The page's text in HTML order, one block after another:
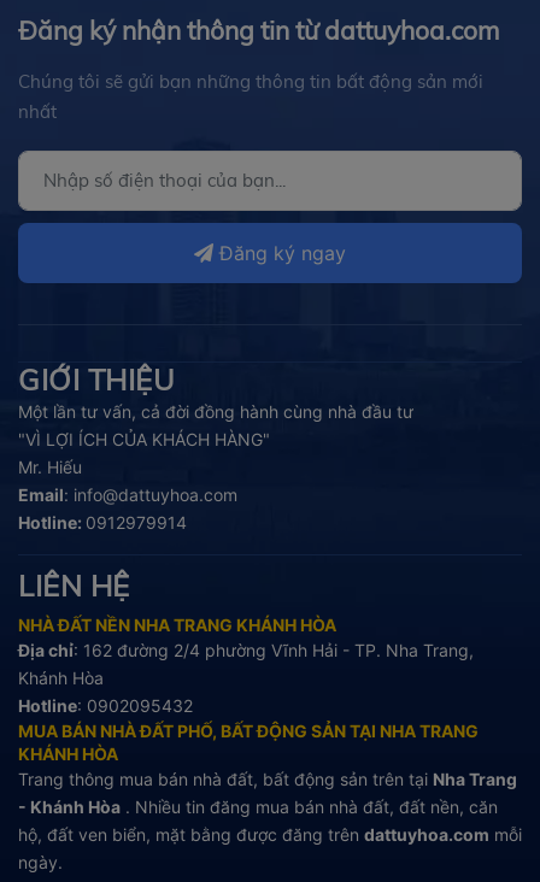
Đăng ký nhận thông tin từ dattuyhoa.com
Chúng tôi sẽ gửi bạn những thông tin bất động sản mới
nhất
Đăng ký ngay
GIỚI THIỆU
Một lần tư vấn, cả đời đồng hành cùng nhà đầu tư
"VÌ LỢI ÍCH CỦA KHÁCH HÀNG"
Mr. Hiếu
Email: info@dattuyhoa.com
Hotline: 0912979914
LIÊN HỆ
NHÀ ĐẤT NỀN NHA TRANG KHÁNH HÒA
Địa chỉ: 162 đường 2/4 phường Vĩnh Hải - TP. Nha Trang,
Khánh Hòa
Hotline: 0902095432
MUA BÁN NHÀ ĐẤT PHỐ, BẤT ĐỘNG SẢN TẠI NHA TRANG
KHÁNH HÒA
Trang thông mua bán nhà đất, bất động sản trên tại Nha Trang
- Khánh Hòa . Nhiều tin đăng mua bán nhà đất, đất nền, căn
hộ, đất ven biển, mặt bằng được đăng trên dattuyhoa.com mỗi
ngày.